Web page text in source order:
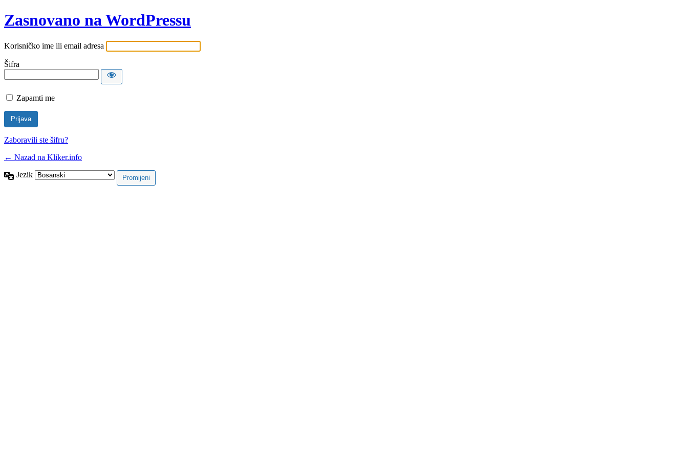
Zasnovano na WordPressu
Korisničko ime ili email adresa
Šifra
Zapamti me
Zaboravili ste šifru?
← Nazad na Kliker.info
Jezik